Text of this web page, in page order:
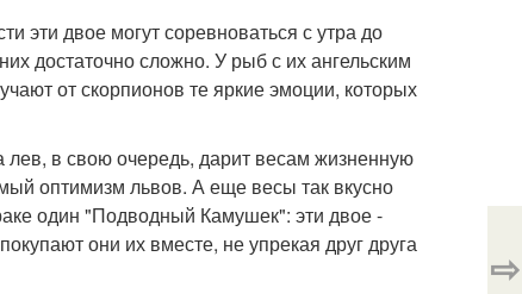
эти двое могут соревноваться с утра до
достаточно сложно. У рыб с их ангельским
от скорпионов те яркие эмоции, которых
лев, в свою очередь, дарит весам жизненную
оптимизм львов. А еще весы так вкусно
один "Подводный Камушек": эти двое -
они их вместе, не упрекая друг друга
⇨